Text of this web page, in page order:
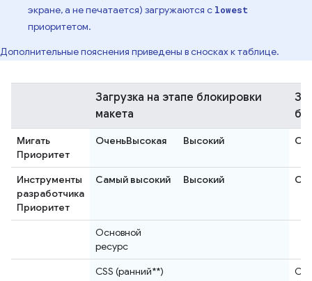
экране, а не печатается) загружаются с lowest
приоритетом.
Дополнительные пояснения приведены в сносках к таблице.
Загрузка на этапе блокировки
макета
Мигать
Приоритет
ОченьВысокая Высокий
Инструменты
разработчика
Приоритет
Самый высокий Высокий
Основной
ресурс
CSS (ранний**)
CSS